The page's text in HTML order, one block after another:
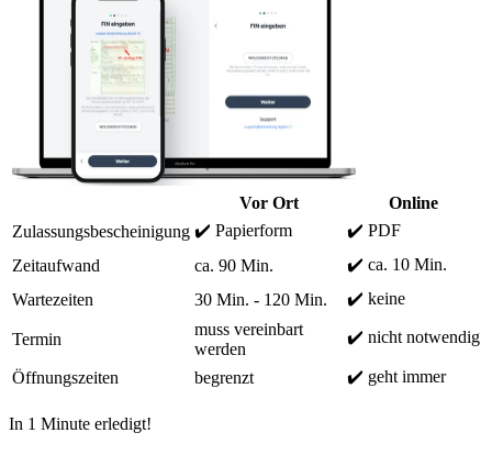
Vor Ort
Online
Zulassungsbescheinigung ✔️ Papierform
✔️ PDF
Zeitaufwand
ca. 90 Min.
✔️ ca. 10 Min.
Wartezeiten
30 Min. - 120 Min. ✔️ keine
Termin
muss vereinbart
werden
✔️ nicht notwendig
Öffnungszeiten begrenzt ✔️ geht immer
In 1 Minute erledigt!